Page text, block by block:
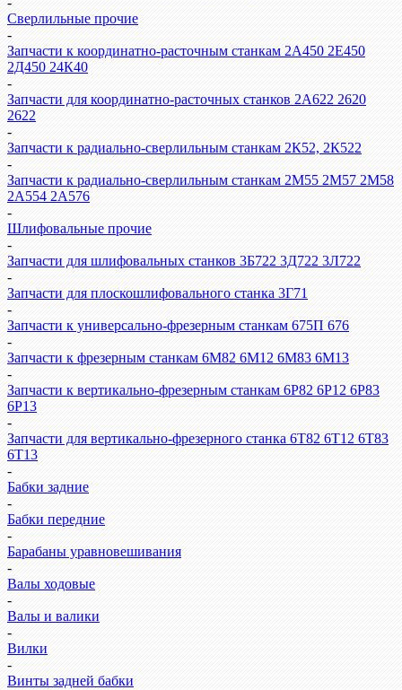
Сверлильные прочие
-
Запчасти к координатно-расточным станкам 2А450 2Е450
2Д450 24К40
-
Запчасти для координатно-расточных станков 2А622 2620
2622
-
Запчасти к радиально-сверлильным станкам 2К52, 2К522
-
Запчасти к радиально-сверлильным станкам 2М55 2М57 2М58
2А554 2А576
-
Шлифовальные прочие
-
Запчасти для шлифовальных станков 3Б722 3Д722 3Л722
-
Запчасти для плоскошлифовального станка 3Г71
-
Запчасти к универсально-фрезерным станкам 675П 676
-
Запчасти к фрезерным станкам 6М82 6М12 6М83 6М13
-
Запчасти к вертикально-фрезерным станкам 6Р82 6Р12 6Р83
6Р13
-
Запчасти для вертикально-фрезерного станка 6Т82 6Т12 6Т83
6Т13
-
Бабки задние
-
Бабки передние
-
Барабаны уравновешивания
-
Валы ходовые
-
Валы и валики
-
Вилки
-
Винты задней бабки